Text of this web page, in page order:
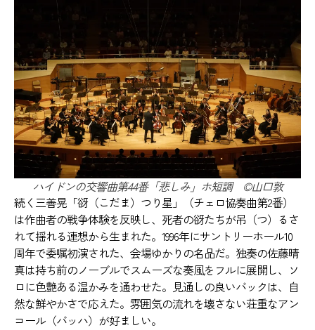
ハイドンの交響曲第44番「悲しみ」ホ短調 ©️山口敦
続く三善晃「谺（こだま）つり星」（チェロ協奏曲第2番）
は作曲者の戦争体験を反映し、死者の谺たちが吊（つ）るさ
れて揺れる連想から生まれた。1996年にサントリーホール10
周年で委嘱初演された、会場ゆかりの名品だ。独奏の佐藤晴
真は持ち前のノーブルでスムーズな奏風をフルに展開し、ソ
ロに色艶ある温かみを通わせた。見通しの良いバックは、自
然な鮮やかさで応えた。雰囲気の流れを壊さない荘重なアン
コール（バッハ）が好ましい。